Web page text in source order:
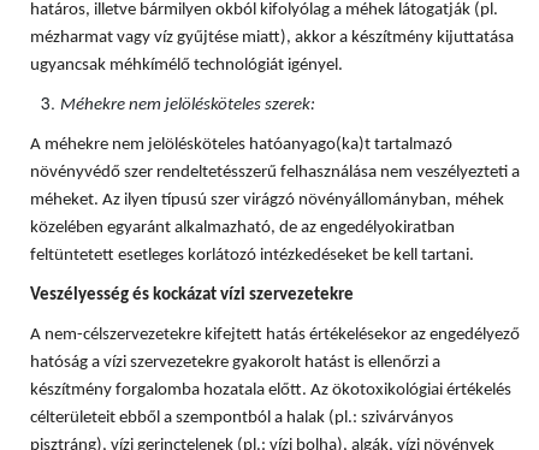
határos, illetve bármilyen okból kifolyólag a méhek látogatják (pl.
mézharmat vagy víz gyűjtése miatt), akkor a készítmény kijuttatása
ugyancsak méhkímélő technológiát igényel.
Méhekre nem jelölésköteles szerek:
A méhekre nem jelölésköteles hatóanyago(ka)t tartalmazó
növényvédő szer rendeltetésszerű felhasználása nem veszélyezteti a
méheket. Az ilyen típusú szer virágzó növényállományban, méhek
közelében egyaránt alkalmazható, de az engedélyokiratban
feltüntetett esetleges korlátozó intézkedéseket be kell tartani.
Veszélyesség és kockázat vízi szervezetekre
A nem-célszervezetekre kifejtett hatás értékelésekor az engedélyező
hatóság a vízi szervezetekre gyakorolt hatást is ellenőrzi a
készítmény forgalomba hozatala előtt. Az ökotoxikológiai értékelés
célterületeit ebből a szempontból a halak (pl.: szivárványos
pisztráng), vízi gerinctelenek (pl.: vízi bolha), algák, vízi növények